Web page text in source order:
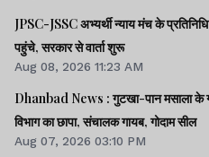
JPSC-JSSC अभ्यर्थी न्याय मंच के
पहुंचे, सरकार से वार्ता शुरू
Aug 08, 2026 11:23 AM
Dhanbad News : गुटखा-पान मसाला के
विभाग का छापा, संचालक गायब, गोदाम सील
Aug 07, 2026 03:10 PM